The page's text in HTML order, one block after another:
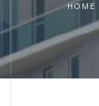
HOME